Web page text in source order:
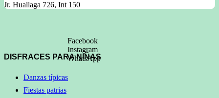
Jr. Huallaga 726, Int 150
Facebook
Instagram
WhatsApp
DISFRACES PARA NIÑAS
Danzas típicas
Fiestas patrias